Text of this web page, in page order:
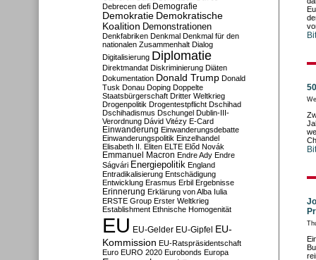
Debrecen defi Demografie
Demokratie Demokratische
Koalition Demonstrationen
Denkfabriken Denkmal Denkmal für den
nationalen Zusammenhalt Dialog
Digitalisierung Diplomatie
Direktmandat Diskriminierung Diäten
Dokumentation Donald Trump Donald
Tusk Donau Doping Doppelte
Staatsbürgerschaft Dritter Weltkrieg
Drogenpolitik Drogentestpflicht Dschihad
Dschihadismus Dschungel Dublin-III-
Verordnung Dávid Vitézy E-Card
Einwanderung Einwanderungsdebatte
Einwanderungspolitik Einzelhandel
Elisabeth II. Eliten ELTE Előd Novák
Emmanuel Macron Endre Ady Endre
Ságvári Energiepolitik England
Entradikalisierung Entschädigung
Entwicklung Erasmus Erbil Ergebnisse
Erinnerung Erklärung von Alba Iulia
ERSTE Group Erster Weltkrieg
Establishment Ethnische Homogenität
EU EU-Gelder EU-Gipfel EU-
Kommission EU-Ratspräsidentschaft
Euro EURO 2020 Eurobonds Europa